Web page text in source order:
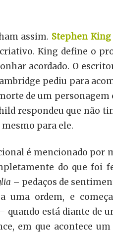
assim. Stephen King
King define o
acordado. O
pediu para
de um personagem
respondeu que não
para ele.
é mencionado
do que foi
– pedaços de
uma ordem, e
está diante de
em que acontece